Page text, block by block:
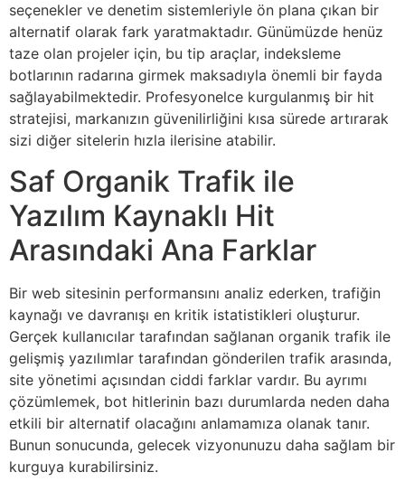
seçenekler ve denetim sistemleriyle ön plana çıkan bir
alternatif olarak fark yaratmaktadır. Günümüzde henüz
taze olan projeler için, bu tip araçlar, indeksleme
botlarının radarına girmek maksadıyla önemli bir fayda
sağlayabilmektedir. Profesyonelce kurgulanmış bir hit
stratejisi, markanızın güvenilirliğini kısa sürede artırarak
sizi diğer sitelerin hızla ilerisine atabilir.
Saf Organik Trafik ile
Yazılım Kaynaklı Hit
Arasındaki Ana Farklar
Bir web sitesinin performansını analiz ederken, trafiğin
kaynağı ve davranışı en kritik istatistikleri oluşturur.
Gerçek kullanıcılar tarafından sağlanan organik trafik ile
gelişmiş yazılımlar tarafından gönderilen trafik arasında,
site yönetimi açısından ciddi farklar vardır. Bu ayrımı
çözümlemek, bot hitlerinin bazı durumlarda neden daha
etkili bir alternatif olacağını anlamamıza olanak tanır.
Bunun sonucunda, gelecek vizyonunuzu daha sağlam bir
kurguya kurabilirsiniz.